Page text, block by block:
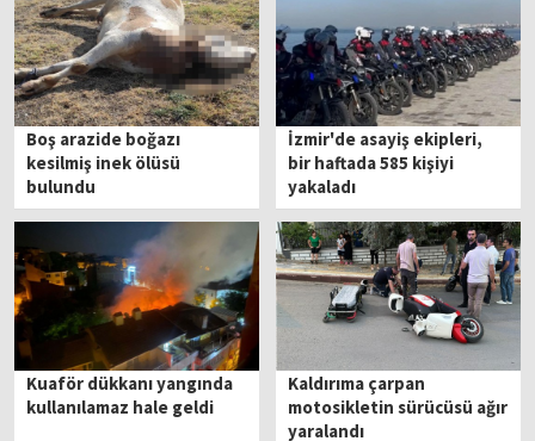
Boş arazide boğazı
kesilmiş inek ölüsü
bulundu
İzmir'de asayiş ekipleri,
bir haftada 585 kişiyi
yakaladı
Kuaför dükkanı yangında
kullanılamaz hale geldi
Kaldırıma çarpan
motosikletin sürücüsü ağır
yaralandı